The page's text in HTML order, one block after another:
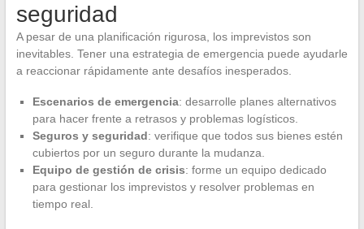
seguridad
A pesar de una planificación rigurosa, los imprevistos son
inevitables. Tener una estrategia de emergencia puede ayudarle
a reaccionar rápidamente ante desafíos inesperados.
Escenarios de emergencia: desarrolle planes alternativos
para hacer frente a retrasos y problemas logísticos.
Seguros y seguridad: verifique que todos sus bienes estén
cubiertos por un seguro durante la mudanza.
Equipo de gestión de crisis: forme un equipo dedicado
para gestionar los imprevistos y resolver problemas en
tiempo real.